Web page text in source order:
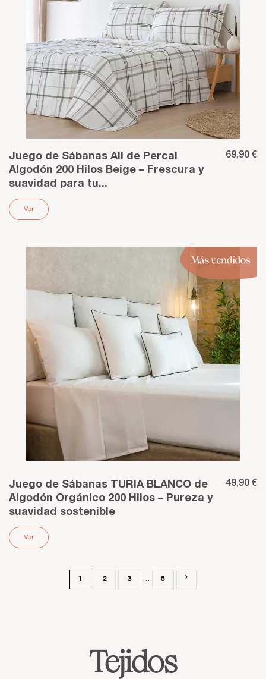
Juego de Sábanas Ali de Percal
Algodón 200 Hilos Beige – Frescura y
suavidad para tu...
69,90 €
Ver
Juego de Sábanas TURIA BLANCO de
Algodón Orgánico 200 Hilos – Pureza y
suavidad sostenible
49,90 €
Ver
1 2 3 … 5
Tejidos